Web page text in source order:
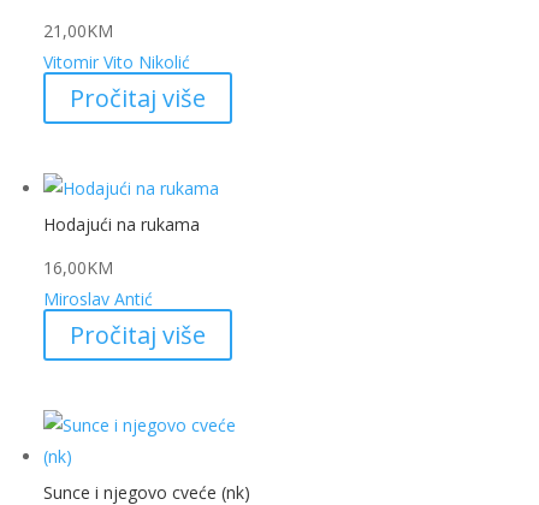
21,00KM
Vitomir Vito Nikolić
Pročitaj više
Hodajući na rukama
16,00KM
Miroslav Antić
Pročitaj više
Sunce i njegovo cveće (nk)